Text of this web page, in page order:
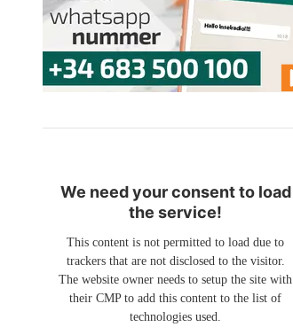
We need your consent to load
the service!
This content is not permitted to load due to
trackers that are not disclosed to the visitor.
The website owner needs to setup the site with
their CMP to add this content to the list of
technologies used.